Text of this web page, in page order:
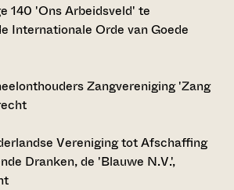
140 'Ons Arbeidsveld' te
Internationale Orde van Goede
Zangvereniging 'Zang
Vereniging tot Afschaffing
Dranken, de 'Blauwe N.V.',